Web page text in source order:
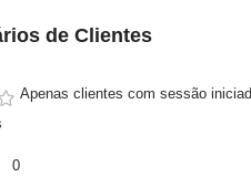
de Clientes
0
Apenas clientes com sessão